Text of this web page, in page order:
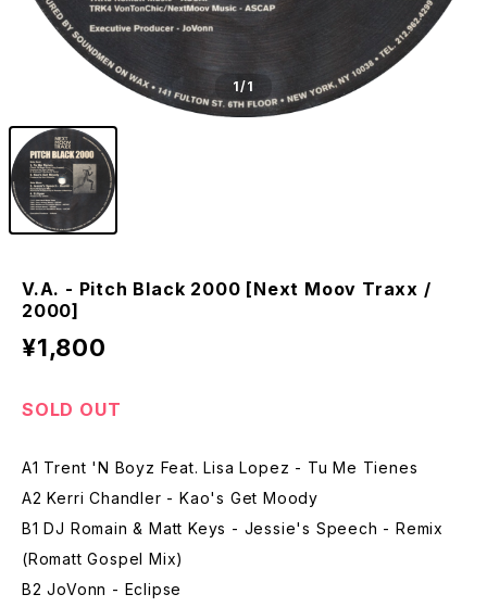
1/1
V.A. - Pitch Black 2000 [Next Moov Traxx /
2000]
¥1,800
SOLD OUT
A1 Trent 'N Boyz Feat. Lisa Lopez - Tu Me Tienes
A2 Kerri Chandler - Kao's Get Moody
B1 DJ Romain & Matt Keys - Jessie's Speech - Remix
(Romatt Gospel Mix)
B2 JoVonn - Eclipse